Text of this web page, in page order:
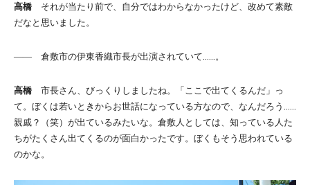
高橋 それが当たり前で、自分ではわからなかったけど、改めて素敵
だなと思いました。
―― 倉敷市の伊東香織市長が出演されていて……。
高橋 市長さん、びっくりしましたね。「ここで出てくるんだ」っ
て。ぼくは若いときからお世話になっている方なので、なんだろう……
親戚？（笑）が出ているみたいな。倉敷人としては、知っている人た
ちがたくさん出てくるのが面白かったです。ぼくもそう思われている
のかな。